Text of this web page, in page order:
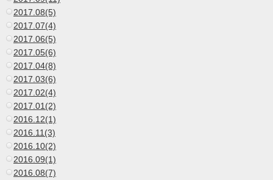
2017.08(5)
2017.07(4)
2017.06(5)
2017.05(6)
2017.04(8)
2017.03(6)
2017.02(4)
2017.01(2)
2016.12(1)
2016.11(3)
2016.10(2)
2016.09(1)
2016.08(7)